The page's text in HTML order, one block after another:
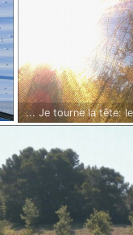
... Je tourne la tête:
ces réveils...